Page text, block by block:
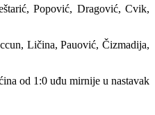
Popović, Dragović, Cvik,
Ličina, Pauović, Čizmadija,
od 1:0 uđu mirnije u nastavak